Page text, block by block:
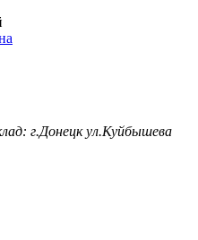
г.Донецк ул.Куйбышева